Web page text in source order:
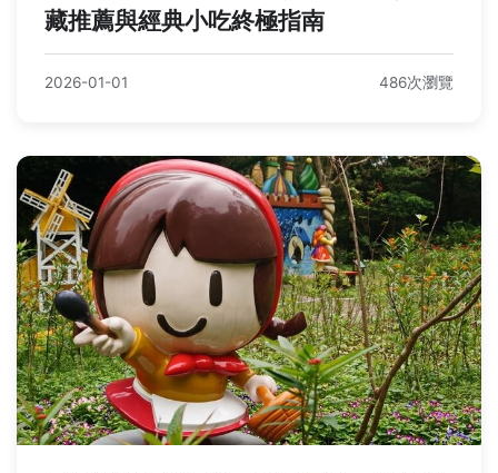
藏推薦與經典小吃終極指南
2026-01-01 486次瀏覽